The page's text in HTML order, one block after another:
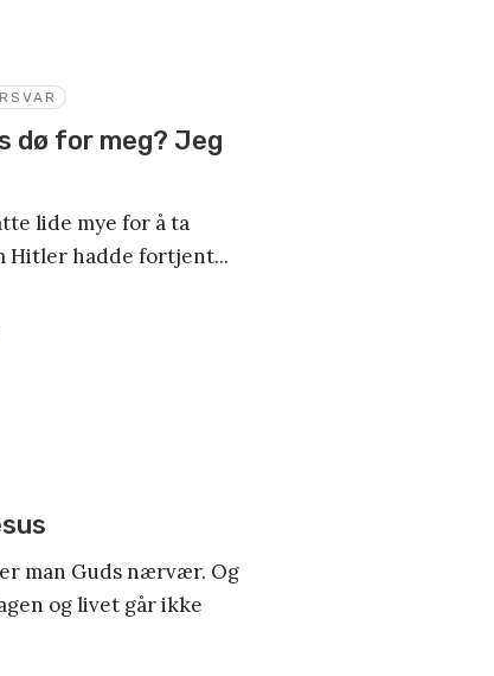
dø for meg? Jeg
lide mye for å ta
Hitler hadde fortjent...
man Guds nærvær. Og
og livet går ikke